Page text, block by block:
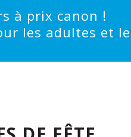
à prix canon !
les adultes et